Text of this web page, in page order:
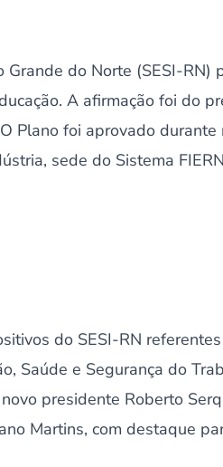
do Norte (SESI-RN)
A afirmação foi do
Plano foi aprovado durante
sede do Sistema
do SESI-RN
Saúde e Segurança do
presidente Roberto
Martins, com destaque